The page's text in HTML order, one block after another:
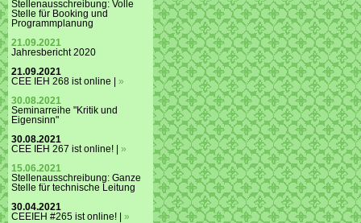
Stellenausschreibung: Volle
Stelle für Booking und
Programmplanung
21.09.2021
Jahresbericht 2020
21.09.2021
CEE IEH 268 ist online | »
30.08.2021
Seminarreihe "Kritik und
Eigensinn"
30.08.2021
CEE IEH 267 ist online! | »
15.06.2021
Stellenausschreibung: Ganze
Stelle für technische Leitung
30.04.2021
CEEIEH #265 ist online! | »